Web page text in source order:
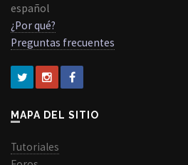
español
¿Por qué?
Preguntas frecuentes
MAPA DEL SITIO
Tutoriales